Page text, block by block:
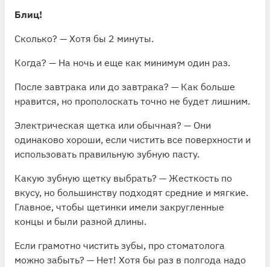
Блиц!
Сколько? — Хотя бы 2 минуты.
Когда? — На ночь и еще как минимум один раз.
После завтрака или до завтрака? — Как больше
нравится, но прополоскать точно не будет лишним.
Электрическая щетка или обычная? — Они
одинаково хороши, если чистить все поверхности и
использовать правильную зубную пасту.
Какую зубную щетку выбрать? — Жесткость по
вкусу, но большинству подходят средние и мягкие.
Главное, чтобы щетинки имели закругленные
концы и были разной длины.
Если грамотно чистить зубы, про стоматолога
можно забыть? — Нет! Хотя бы раз в полгода надо